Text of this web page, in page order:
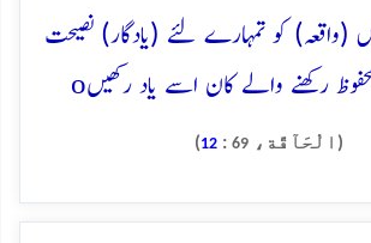
(واقعہ) کو تمہارے لئے (یادگار) نصیحت
رکھنے والے کان اسے یاد رکھیںo
(الْحَآقَّة، 69
:
12
)